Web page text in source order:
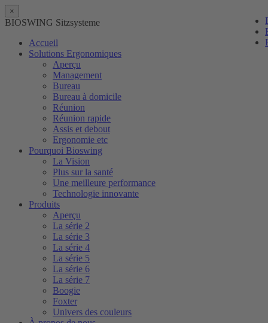
×
BIOSWING Sitzsysteme
Accueil
Solutions Ergonomiques
Aperçu
Management
Bureau
Bureau à domicile
Réunion
Réunion rapide
Assis et debout
Ergonomie etc
Pourquoi Bioswing
La Vision
Plus sur la santé
Une meilleure performance
Technologie innovante
Produits
Aperçu
La série 2
La série 3
La série 4
La série 5
La série 6
La série 7
Boogie
Foxter
Univers des couleurs